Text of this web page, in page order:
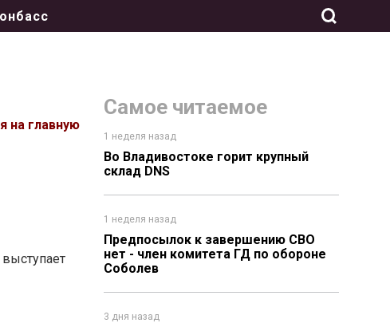
на главную
Самое читаемое
1 неделя назад
Во Владивостоке горит крупный
склад DNS
1 неделя назад
Предпосылок к завершению СВО
нет - член комитета ГД по обороне
Соболев
3 дня назад